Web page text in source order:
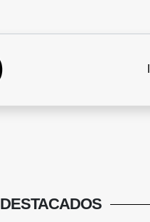
DESTACADOS